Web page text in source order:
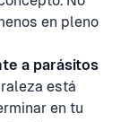
en pleno
a parásitos
está
en tu